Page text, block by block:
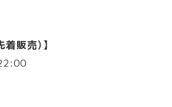
着販売）】